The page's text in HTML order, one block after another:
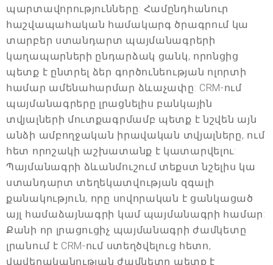
պարտավորությունները: Համընդհանուր
հաշվապահական համակարգ ծրագրում կա
տարբեր ստանդարտ պայմանագրերի
կաղապարների ընդարձակ ցանկ, որոնցից
պետք է ընտրել ձեր գործունեության ոլորտի
համար ամենահարմար ձևաչափը: CRM-ում
պայմանագրերը լրացնելիս բանկային
տվյալների մուտքագրմամբ պետք է նշվեն այն
անձի ամբողջական իրավական տվյալները, ում
հետ որոշակի աշխատանք է կատարվելու:
Պայմանագրի ձևանմուշում տեքստ նշելիս կա
ստանդարտ տեղեկատվության զգալի
քանակություն, որը սովորական է ցանկացած
այլ համաձայնագրի կամ պայմանագրի համար:
Քանի որ լրացուցիչ պայմանագրի ժամկետը
լրանում է CRM-ում ստեղծվելուց հետո,
վավերականության ժամկետը պետք է